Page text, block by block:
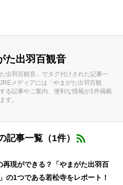
た出羽百観音
た出羽百観音」でタグ付けされた記事一
メディアには「やまがた出羽百観
る記事やご案内、便利な情報が1件掲載
す。
記事一覧（1件）
再現ができる？「やまがた出羽百
の1つである若松寺をレポート！